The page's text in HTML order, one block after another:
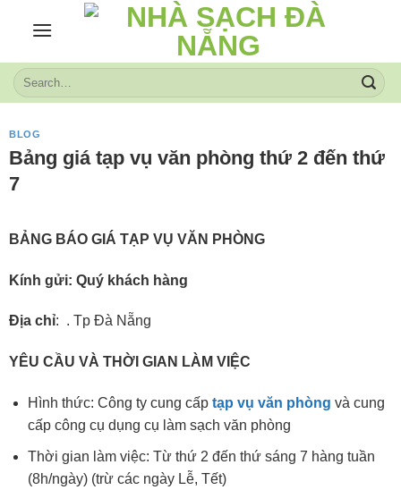
BLOG
Bảng giá tạp vụ văn phòng thứ 2 đến thứ
7
BẢNG BÁO GIÁ TẠP VỤ VĂN PHÒNG
Kính gửi: Quý khách hàng
Địa chỉ: . Tp Đà Nẵng
YÊU CẦU VÀ THỜI GIAN LÀM VIỆC
Hình thức: Công ty cung cấp tạp vụ văn phòng và cung
cấp công cụ dụng cụ làm sạch văn phòng
Thời gian làm việc: Từ thứ 2 đến thứ sáng 7 hàng tuần
(8h/ngày) (trừ các ngày Lễ, Tết)